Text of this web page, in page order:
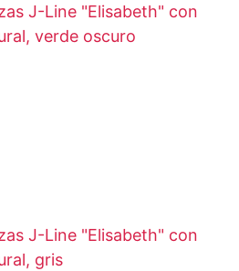
J-Line "Elisabeth" con
verde oscuro
J-Line "Elisabeth" con
gris